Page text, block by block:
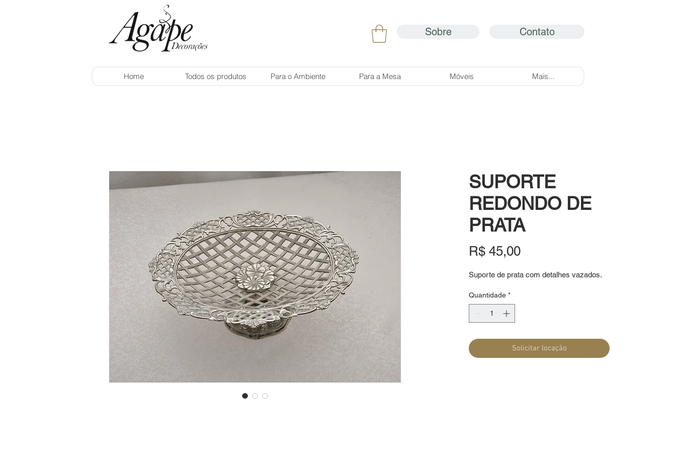
Sobre Contato
Home Todos os produtos Para o Ambiente Para a Mesa Móveis Mais...
SUPORTE
REDONDO DE
PRATA
R$ 45,00Preço
Suporte de prata com detalhes vazados.
Quantidade *
Solicitar locação